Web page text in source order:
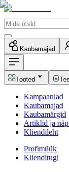
Kaubamajad
Tooted
Kampaaniad
Kaubamajad
Kaubamärgid
Artiklid ja
Kliendileht
Profimüük
Klienditugi